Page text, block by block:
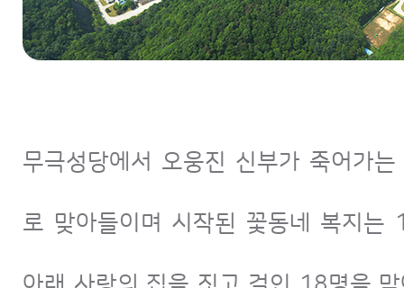
무극성당에서 오웅진 신부가 죽어가
로 맞아들이며 시작된 꽃동네 복지